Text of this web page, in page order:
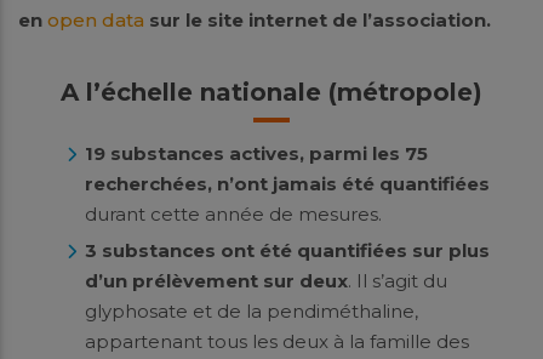
en open data sur le site internet de l’association.
A l’échelle nationale (métropole)
19 substances actives, parmi les 75
recherchées, n’ont jamais été quantifiées
durant cette année de mesures.
3 substances ont été quantifiées sur plus
d’un prélèvement sur deux. Il s’agit du
glyphosate et de la pendiméthaline,
appartenant tous les deux à la famille des